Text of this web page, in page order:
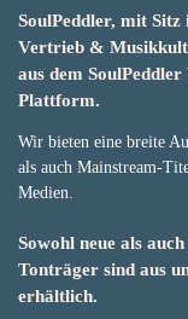
SoulPeddler, mit
Vertrieb &
aus dem
Plattform.
Wir bieten eine breite
als auch Mainstream-
Medien.
Sowohl neue als
Tonträger sind aus
erhältlich.